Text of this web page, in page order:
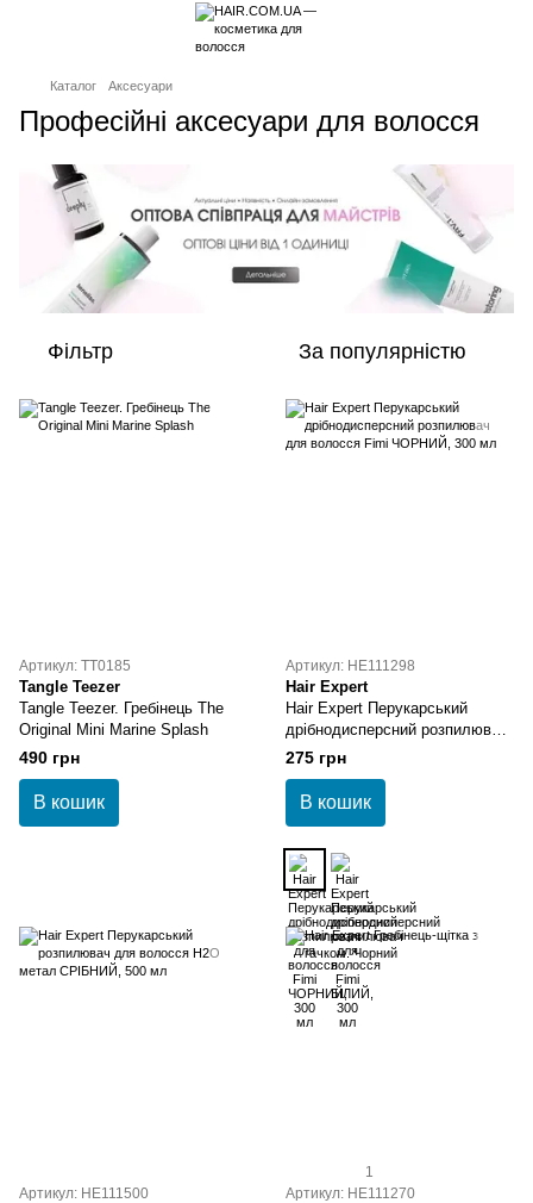
Каталог Аксесуари
Професійні аксесуари для волосся
Фільтр За популярністю
Артикул: TT0185
Tangle Teezer
Tangle Teezer. Гребінець The
Original Mini Marine Splash
490 грн
В кошик
Артикул: HE111298
Hair Expert
Hair Expert Перукарський
дрібнодисперсний розпилювач
для волосся Fimі ЧОРНИЙ,
300 мл
275 грн
В кошик
Артикул: HE111500
1
Артикул: HE111270